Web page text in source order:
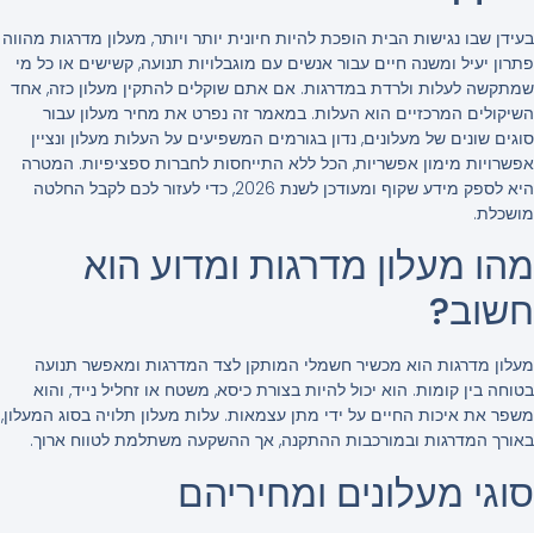
בעידן שבו נגישות הבית הופכת להיות חיונית יותר ויותר, מעלון מדרגות מהווה
פתרון יעיל ומשנה חיים עבור אנשים עם מוגבלויות תנועה, קשישים או כל מי
שמתקשה לעלות ולרדת במדרגות. אם אתם שוקלים להתקין מעלון כזה, אחד
השיקולים המרכזיים הוא העלות. במאמר זה נפרט את מחיר מעלון עבור
סוגים שונים של מעלונים, נדון בגורמים המשפיעים על העלות מעלון ונציין
אפשרויות מימון אפשריות, הכל ללא התייחסות לחברות ספציפיות. המטרה
היא לספק מידע שקוף ומעודכן לשנת 2026, כדי לעזור לכם לקבל החלטה
מושכלת.
מהו מעלון מדרגות ומדוע הוא
חשוב?
מעלון מדרגות הוא מכשיר חשמלי המותקן לצד המדרגות ומאפשר תנועה
בטוחה בין קומות. הוא יכול להיות בצורת כיסא, משטח או זחליל נייד, והוא
משפר את איכות החיים על ידי מתן עצמאות. עלות מעלון תלויה בסוג המעלון,
באורך המדרגות ובמורכבות ההתקנה, אך ההשקעה משתלמת לטווח ארוך.
סוגי מעלונים ומחיריהם